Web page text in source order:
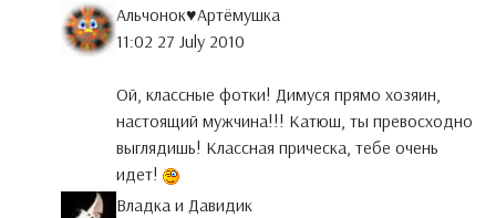
Альчонок♥Артёмушка
11:02 27 July 2010
Ой, классные фотки! Димуся прямо хозяин,
настоящий мужчина!!! Катюш, ты превосходно
выглядишь! Классная прическа, тебе очень
идет!
Владка и Давидик